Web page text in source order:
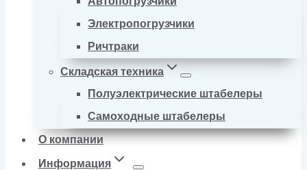
Электропогрузчики
Ричтраки
Складская техника
Полуэлектрические штабелеры
Самоходные штабелеры
О компании
Информация